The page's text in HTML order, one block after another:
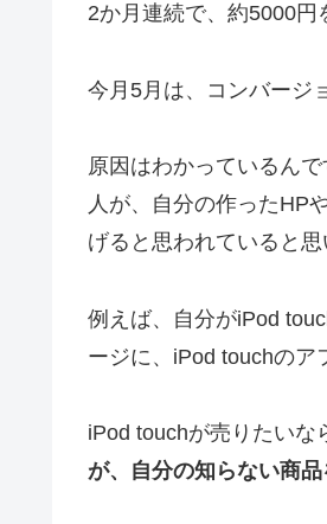
2か月連続で、約5000円
今月5月は、コンバージ
原因はわかっているんで
人が、自分の作ったHP
げると思われていると思
例えば、自分がiPod
ージに、iPod touchのア
iPod touchが売りたいな
が、自分の知らない商